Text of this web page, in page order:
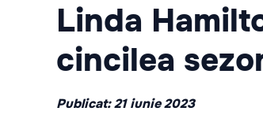
Linda
cincilea
Publicat: 21 iunie 2023